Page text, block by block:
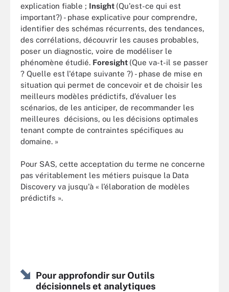
explication fiable ; Insight (Qu'est-ce qui est
important?) - phase explicative pour comprendre,
identifier des schémas récurrents, des tendances,
des corrélations, découvrir les causes probables,
poser un diagnostic, voire de modéliser le
phénomène étudié. Foresight (Que va-t-il se passer
? Quelle est l'étape suivante ?) - phase de mise en
situation qui permet de concevoir et de choisir les
meilleurs modèles prédictifs, d’évaluer les
scénarios, de les anticiper, de recommander les
meilleures décisions, ou les décisions optimales
tenant compte de contraintes spécifiques au
domaine. »
Pour SAS, cette acceptation du terme ne concerne
pas véritablement les métiers puisque la Data
Discovery va jusqu'à « l’élaboration de modèles
prédictifs ».
Pour approfondir sur Outils
décisionnels et analytiques